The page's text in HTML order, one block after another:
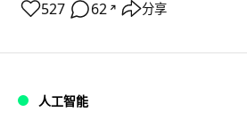
527 62 ↗ 分享
人工智能